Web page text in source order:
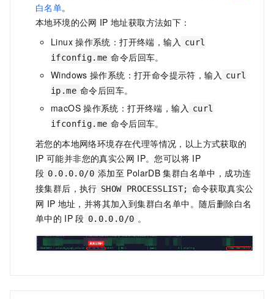
白名单。
本地环境的公网 IP 地址获取方法如下：
Linux 操作系统：打开终端，输入
curl
ifconfig.me 命令后回车。
Windows 操作系统：打开命令提示符，输入
curl
ip.me 命令后回车。
macOS 操作系统：打开终端，输入
curl
ifconfig.me 命令后回车。
若您的本地网络环境存在代理等情况，以上方式获取的
IP 可能并非您的真实公网 IP。您可以将 IP
段 0.0.0.0/0 添加至 PolarDB 集群白名单中，成功连
接集群后，执行 SHOW PROCESSLIST; 命令获取真实公
网 IP 地址，并将其加入到集群白名单中。随后删除白名
单中的 IP 段 0.0.0.0/0 。